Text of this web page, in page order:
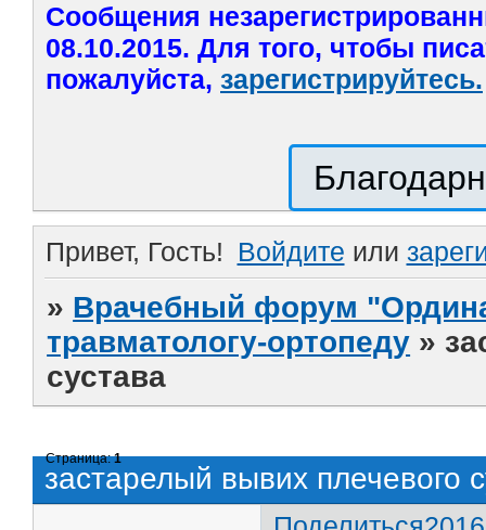
Сообщения
08.10.2015. Для того, чтобы
пожалуйста, зарегистрируйтесь.
Привет, Гость! Войдите или
» Врачебный форум
травматологу-ортопеду »
сустава
застарелый вывих плечевого
Страница:1